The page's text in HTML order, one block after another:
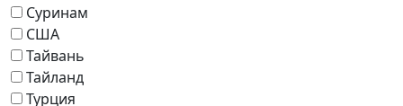
Суринам
США
Тайвань
Тайланд
Турция